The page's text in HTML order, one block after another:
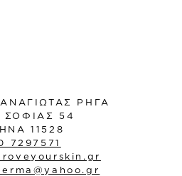
ΡΗΓΑ
ΣΟΦΙΑΣ 54
11528
7297571